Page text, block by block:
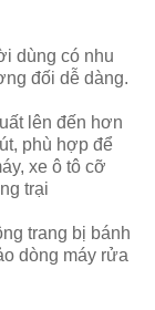
dùng có nhu
đối dễ dàng.
lên đến hơn
phù hợp để
xe ô tô cỡ
trại
trang bị bánh
dòng máy rửa